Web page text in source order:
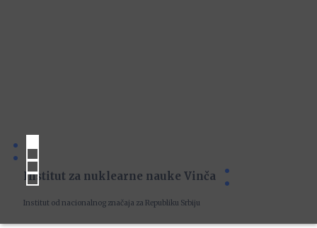
Institut za nuklearne nauke Vinča
Institut od nacionalnog značaja za Republiku Srbiju